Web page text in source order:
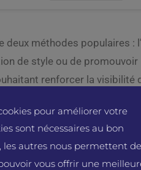
deux méthodes populaires
de style ou de
renforcer la
explorerons les
respectifs.
pour améliorer votre
sont nécessaires au bon
autres nous permettent de
vous offrir une